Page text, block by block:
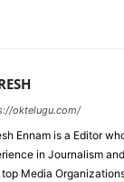
oktelugu.com/
Ennam is a Editor
in Journalism
Media